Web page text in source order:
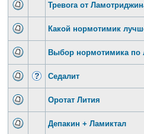
Тревога от
Какой нормотимик
Выбор нормотимика по
Седалит
Оротат Лития
Депакин + Ламиктал